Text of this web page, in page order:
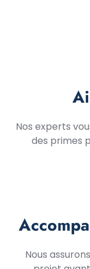
Nos experts
des primes
Nous